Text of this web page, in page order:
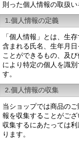
則った個人情報の取扱い
1.個人情報の定義
「個人情報」とは、生
含まれる氏名、生年月
ことができるもの、及
により特定の個人を識
す。
2.個人情報の収集
当ショップでは商品の
報を収集することがござ
収集するにあたっては
ります。